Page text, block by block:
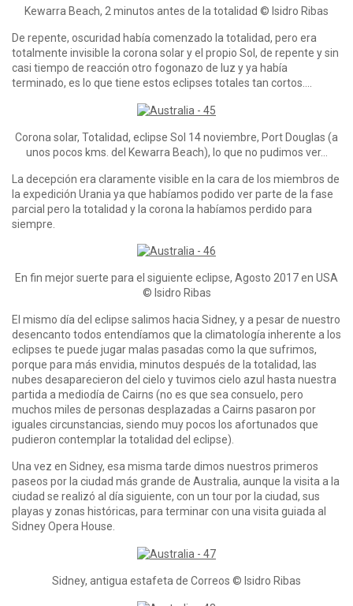
Kewarra Beach, 2 minutos antes de la totalidad © Isidro Ribas
De repente, oscuridad había comenzado la totalidad, pero era
totalmente invisible la corona solar y el propio Sol, de repente y sin
casi tiempo de reacción otro fogonazo de luz y ya había
terminado, es lo que tiene estos eclipses totales tan cortos….
Corona solar, Totalidad, eclipse Sol 14 noviembre, Port Douglas (a
unos pocos kms. del Kewarra Beach), lo que no pudimos ver…
La decepción era claramente visible en la cara de los miembros de
la expedición Urania ya que habíamos podido ver parte de la fase
parcial pero la totalidad y la corona la habíamos perdido para
siempre.
En fin mejor suerte para el siguiente eclipse, Agosto 2017 en USA
© Isidro Ribas
El mismo día del eclipse salimos hacia Sidney, y a pesar de nuestro
desencanto todos entendíamos que la climatología inherente a los
eclipses te puede jugar malas pasadas como la que sufrimos,
porque para más envidia, minutos después de la totalidad, las
nubes desaparecieron del cielo y tuvimos cielo azul hasta nuestra
partida a mediodía de Cairns (no es que sea consuelo, pero
muchos miles de personas desplazadas a Cairns pasaron por
iguales circunstancias, siendo muy pocos los afortunados que
pudieron contemplar la totalidad del eclipse).
Una vez en Sidney, esa misma tarde dimos nuestros primeros
paseos por la ciudad más grande de Australia, aunque la visita a la
ciudad se realizó al día siguiente, con un tour por la ciudad, sus
playas y zonas históricas, para terminar con una visita guiada al
Sidney Opera House.
Sidney, antigua estafeta de Correos © Isidro Ribas